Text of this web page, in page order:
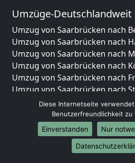
Umzüge-Deutschlandweit
Umzug von Saarbrücken nach
Umzug von Saarbrücken nach
Umzug von Saarbrücken nach
Umzug von Saarbrücken nach
Umzug von Saarbrücken nach
Umzug von Saarbrücken nach
Umzug von Saarbrücken nach
Umzug von Saarbrücken nach
Umzug von Saarbrücken nach
Umzug von Saarbrücken nach
Umzug von Saarbrücken nach
Diese Internetseite
Benutzerfreundlichkeit zu
Einverstanden
Nur